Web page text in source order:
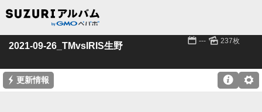
2021-09-26_TMvsIRIS生野 📅 --- 🌄 237枚
⚡ 更新情報 ⚙
